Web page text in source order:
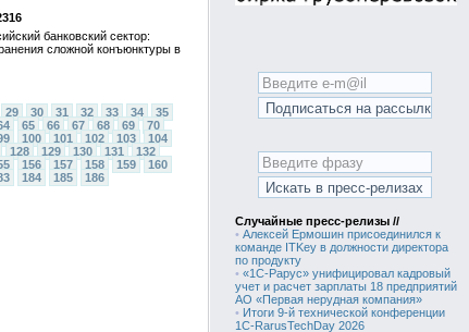
банковский сектор:
сложной конъюнктуры в
29 30 31 32 33 34
35
65 66 67 68 69
70
100 101 102 103
104
128 129 130 131
132
156 157 158 159
160
184 185 186
Случайные пресс-релизы //
• Алексей Ермошин присоединился к
команде ITKey в должности директора
по продукту
• «1С-Рарус» унифицировал кадровый
учет и расчет зарплаты 18 предприятий
АО «Первая нерудная компания»
• Итоги 9-й технической конференции
1C-RarusTechDay 2026